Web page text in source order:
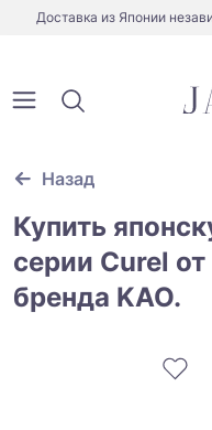
Доставка из Японии
Назад
Купить
серии Curel
бренда KAO.